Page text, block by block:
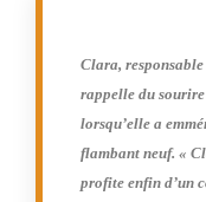
Clara,
rappelle du
lorsqu’elle a
flambant neuf. «
profite enfin d’un